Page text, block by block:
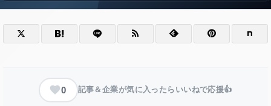
0 記事＆企業が気に入ったらいいねで応援👍